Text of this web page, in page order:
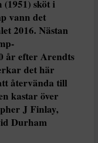
sköt i
vann det
2016. Nästan
år efter Arendts
det här
återvända till
kastar över
J Finlay,
Durham